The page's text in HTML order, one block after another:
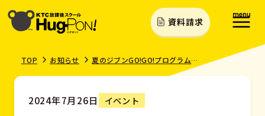
資料請求
TOP お知らせ 夏のジブンGO!GO!プログラム2024 思い出工作
2024年7月26日 イベント